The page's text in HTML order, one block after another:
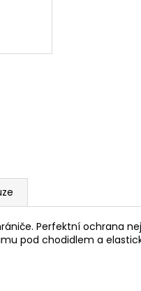
Perfektní ochrana
pod chodidlem a